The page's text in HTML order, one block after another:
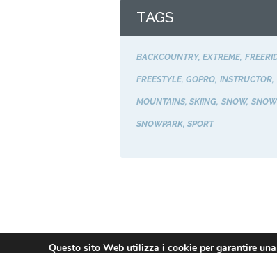
TAGS
BACKCOUNTRY EXTREME
FREESTYLE GOPRO INSTRUCTOR
MOUNTAINS SKIING SNOW
SNOWPARK SPORT
Questo sito Web utilizza i cookie per garantire